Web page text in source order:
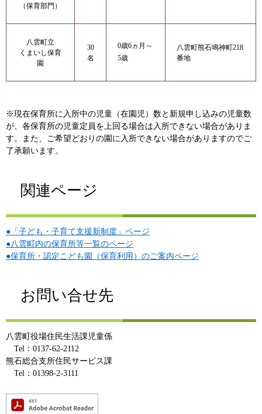
（保育部門）
八雲町立
くまいし保育
園
30
名
0歳6ヵ月～
5歳
八雲町熊石鳴神町218
番地
※現在保育所に入所中の児童（在園児）数と新規申し込みの児童数
が、各保育所の児童定員を上回る場合は入所できない場合がありま
す。また、ご希望どおりの園に入所できない場合がありますのでご
了承願います。
関連ページ
●「子ども・子育て支援新制度」ページ
●八雲町内の保育所等一覧のページ
●保育所・認定こども園（保育利用）のご案内ページ
お問い合せ先
八雲町役場住民生活課児童係
Tel：0137-62-2112
熊石総合支所住民サービス課
Tel：01398-2-3111